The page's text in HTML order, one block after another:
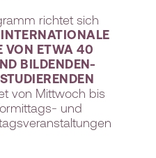
richtet sich
VON ETWA 40
BILDENDEN-
von Mittwoch bis
und